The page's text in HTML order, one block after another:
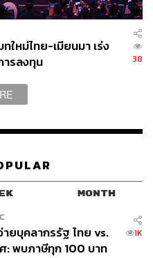
ใหม่ไทย-เมียนมา เร่ง
ารลงทุน
38
MONTH
ายบุคลากรรัฐ ไทย vs.
ศ: พบภาษีทุก 100 บาท
1K